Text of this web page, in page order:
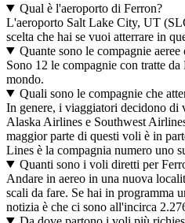
Qual è l'aeroporto di Ferron?
L'aeroporto Salt Lake City, UT
scelta che hai se vuoi atterrare in
Quante sono le compagnie aeree
Sono 12 le compagnie con tratte
mondo.
Quali sono le compagnie che
In genere, i viaggiatori decidono di
Alaska Airlines e Southwest
maggior parte di questi voli è in
Lines è la compagnia numero uno
Quanti sono i voli diretti per
Andare in aereo in una nuova
scali da fare. Se hai in programma
notizia è che ci sono all'incirca